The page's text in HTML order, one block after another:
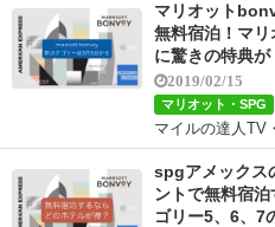
マリオット
無料宿泊！マ
に驚きの特典が
2019/02/15
マリオット・SPG
マイルの達人TV
spgアメックス
ントで無料宿
ゴリー5、6、7